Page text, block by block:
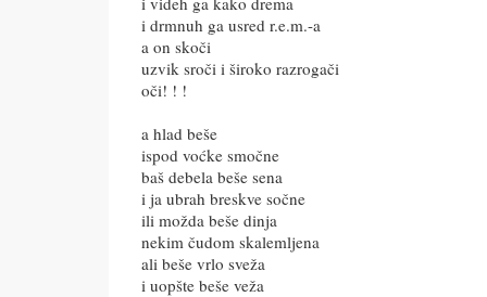
i drmnuh ga usred r.e.m.-a
a on skoči
uzvik sroči i široko razrogači
oči! ! !
a hlad beše
ispod voćke smočne
baš debela beše sena
i ja ubrah breskve sočne
ili možda beše dinja
nekim čudom skalemljena
ali beše vrlo sveža
i uopšte beše veža